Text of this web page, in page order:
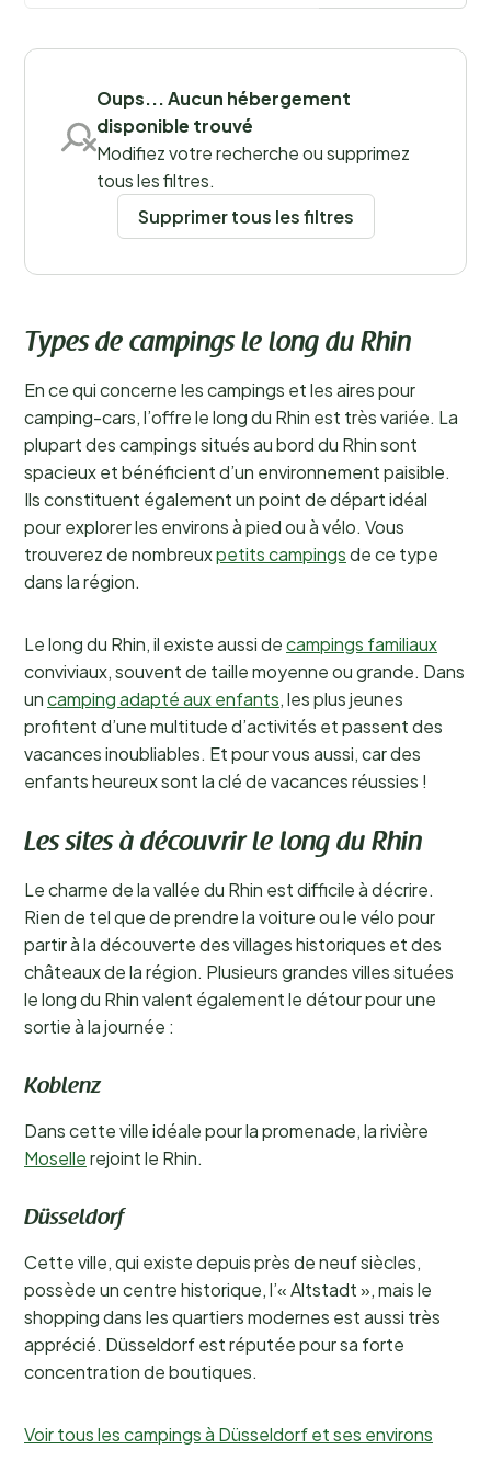
Sauvegarder les filtres
Oups... Aucun hébergement
disponible trouvé
Modifiez votre recherche ou supprimez
tous les filtres.
Supprimer tous les filtres
Types de campings le long du Rhin
En ce qui concerne les campings et les aires pour
camping-cars, l’offre le long du Rhin est très variée. La
plupart des campings situés au bord du Rhin sont
spacieux et bénéficient d’un environnement paisible.
Ils constituent également un point de départ idéal
pour explorer les environs à pied ou à vélo. Vous
trouverez de nombreuxpetits campingsde ce type
dans la région.
Le long du Rhin, il existe aussi decampings familiaux
conviviaux, souvent de taille moyenne ou grande. Dans
uncamping adapté aux enfants, les plus jeunes
profitent d’une multitude d’activités et passent des
vacances inoubliables. Et pour vous aussi, car des
enfants heureux sont la clé de vacances réussies !
Les sites à découvrir le long du Rhin
Le charme de la vallée du Rhin est difficile à décrire.
Rien de tel que de prendre la voiture ou le vélo pour
partir à la découverte des villages historiques et des
châteaux de la région. Plusieurs grandes villes situées
le long du Rhin valent également le détour pour une
sortie à la journée :
Koblenz
Dans cette ville idéale pour la promenade, la rivière
Mosellerejoint le Rhin.
Düsseldorf
Cette ville, qui existe depuis près de neuf siècles,
possède un centre historique, l’« Altstadt », mais le
shopping dans les quartiers modernes est aussi très
apprécié. Düsseldorf est réputée pour sa forte
concentration de boutiques.
Voir tous les campings à Düsseldorf et ses environs